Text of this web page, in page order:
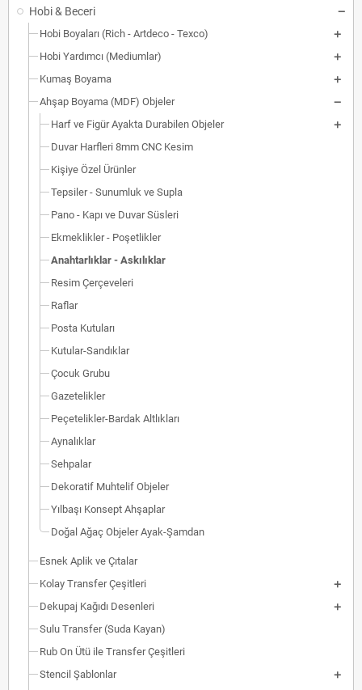
Hobi & Beceri
Hobi Boyaları (Rich - Artdeco - Texco)
Hobi Yardımcı (Mediumlar)
Kumaş Boyama
Ahşap Boyama (MDF) Objeler
Harf ve Figür Ayakta Durabilen Objeler
Duvar Harfleri 8mm CNC Kesim
Kişiye Özel Ürünler
Tepsiler - Sunumluk ve Supla
Pano - Kapı ve Duvar Süsleri
Ekmeklikler - Poşetlikler
Anahtarlıklar - Askılıklar
Resim Çerçeveleri
Raflar
Posta Kutuları
Kutular-Sandıklar
Çocuk Grubu
Gazetelikler
Peçetelikler-Bardak Altlıkları
Aynalıklar
Sehpalar
Dekoratif Muhtelif Objeler
Yılbaşı Konsept Ahşaplar
Doğal Ağaç Objeler Ayak-Şamdan
Esnek Aplik ve Çıtalar
Kolay Transfer Çeşitleri
Dekupaj Kağıdı Desenleri
Sulu Transfer (Suda Kayan)
Rub On Ütü ile Transfer Çeşitleri
Stencil Şablonlar